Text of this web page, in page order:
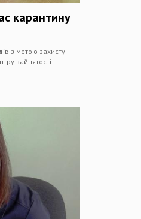
карантину
з метою захисту
зайнятості